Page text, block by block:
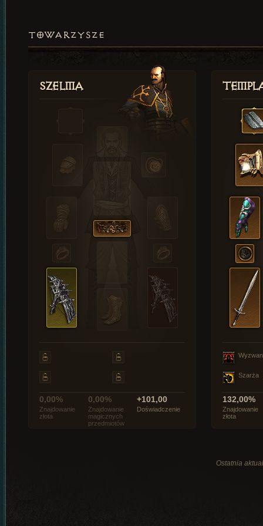
TOWARZYSZE
Szelma
0,00%
Znajdowanie
złota
0,00%
Znajdowanie
magicznych
przedmiotów
+101,00
Doświadczenie
Szarża
132,00%
Znajdowanie
złota
Ostatnia